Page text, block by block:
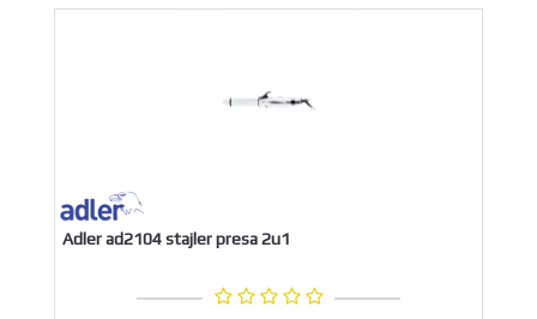
Adler ad2104 stajler presa 2u1